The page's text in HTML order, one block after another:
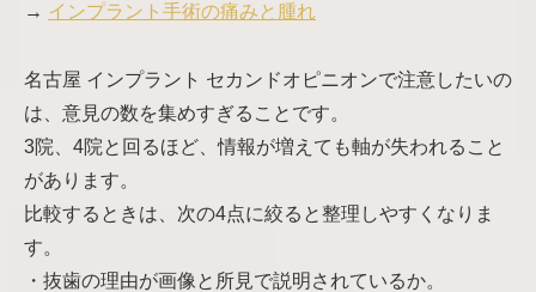
→ インプラント手術の痛みと腫れ
名古屋 インプラント セカンドオピニオンで注意したいの
は、意見の数を集めすぎることです。
3院、4院と回るほど、情報が増えても軸が失われること
があります。
比較するときは、次の4点に絞ると整理しやすくなりま
す。
・抜歯の理由が画像と所見で説明されているか。